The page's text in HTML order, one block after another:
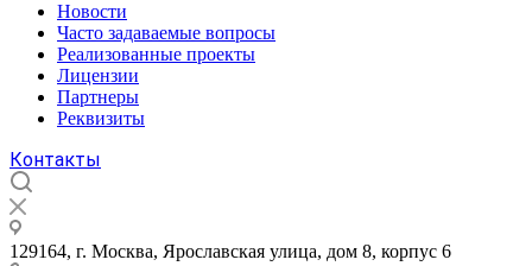
Новости
Часто задаваемые вопросы
Реализованные проекты
Лицензии
Партнеры
Реквизиты
Контакты
129164, г. Москва, Ярославская улица, дом 8, корпус 6